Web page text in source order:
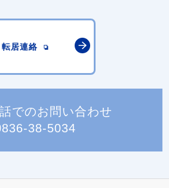
転居連絡
でのお問い合わせ
38-5034